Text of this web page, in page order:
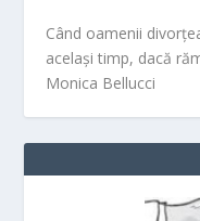
Când oamenii
același timp, dacă
Monica Bellucci